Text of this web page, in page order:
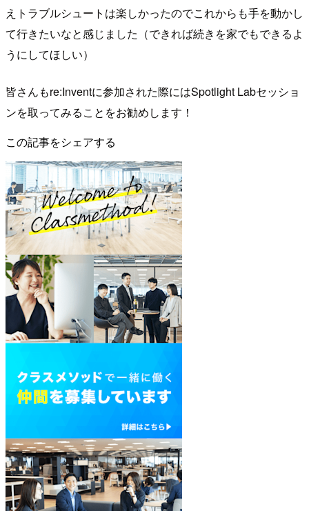
えトラブルシュートは楽しかったのでこれからも手を動かし
て行きたいなと感じました（できれば続きを家でもできるよ
うにしてほしい）
皆さんもre:Inventに参加された際にはSpotlight Labセッショ
ンを取ってみることをお勧めします！
この記事をシェアする